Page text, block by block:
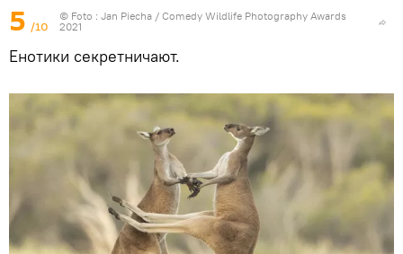
5 /10
© Foto : Jan Piecha / Comedy Wildlife Photography Awards
2021
Енотики секретничают.